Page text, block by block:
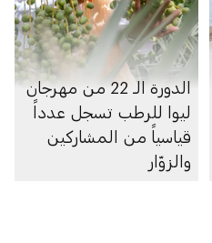
الدورة الـ 22 من مهرجان
ليوا للرطب تسجل عدداً
قياسياً من المشاركين
والزوّار